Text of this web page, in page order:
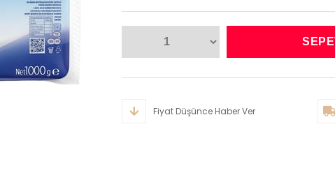
Fiyat Düşünce Haber Ver